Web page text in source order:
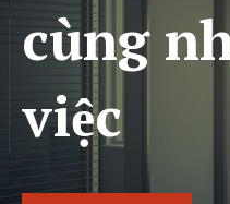
cùng
việc